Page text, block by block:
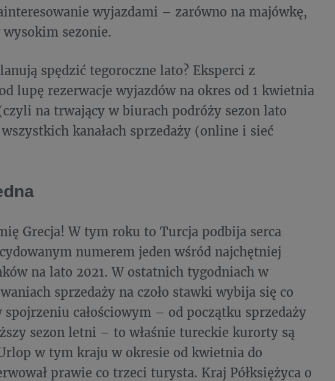
wyjazdami – zarówno na majówkę,
sezonie.
spędzić tegoroczne lato? Eksperci z
lupę rezerwacje wyjazdów na okres od 1 kwietnia
na trwający w biurach podróży sezon lato
kanałach sprzedaży (online i sieć
Grecja! W tym roku to Turcja podbija serca
numerem jeden wśród najchętniej
na lato 2021. W ostatnich tygodniach w
sprzedaży na czoło stawki wybija się co
całościowym – od początku sprzedaży
sezon letni – to właśnie tureckie kurorty są
w tym kraju w okresie od kwietnia do
prawie co trzeci turysta. Kraj Półksiężyca o